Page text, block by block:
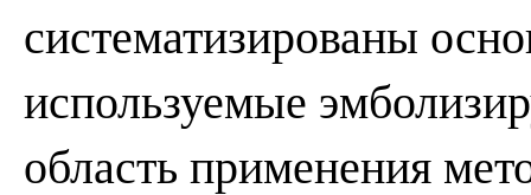
систематизированы
используемые
область применения